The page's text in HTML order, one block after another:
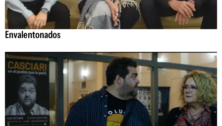
Envalentonados